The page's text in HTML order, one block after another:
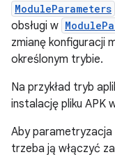
ModuleParameters
obsługi w
zmianę konfiguracji
określonym trybie.
Na przykład tryb
instalację pliku APK
Aby parametryzacja
trzeba ją włączyć